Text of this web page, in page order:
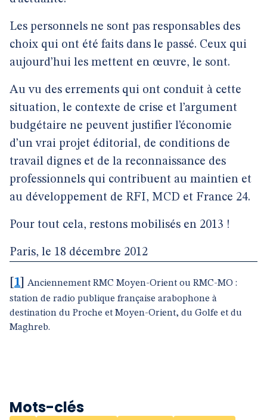
Les personnels ne sont pas responsables des
choix qui ont été faits dans le passé. Ceux qui
aujourd’hui les mettent en œuvre, le sont.
Au vu des errements qui ont conduit à cette
situation, le contexte de crise et l’argument
budgétaire ne peuvent justifier l’économie
d’un vrai projet éditorial, de conditions de
travail dignes et de la reconnaissance des
professionnels qui contribuent au maintien et
au développement de RFI, MCD et France 24.
Pour tout cela, restons mobilisés en 2013 !
Paris, le 18 décembre 2012
1
Anciennement RMC Moyen-Orient ou RMC-MO :
station de radio publique française arabophone à
destination du Proche et Moyen-Orient, du Golfe et du
Maghreb.
Mots-clés